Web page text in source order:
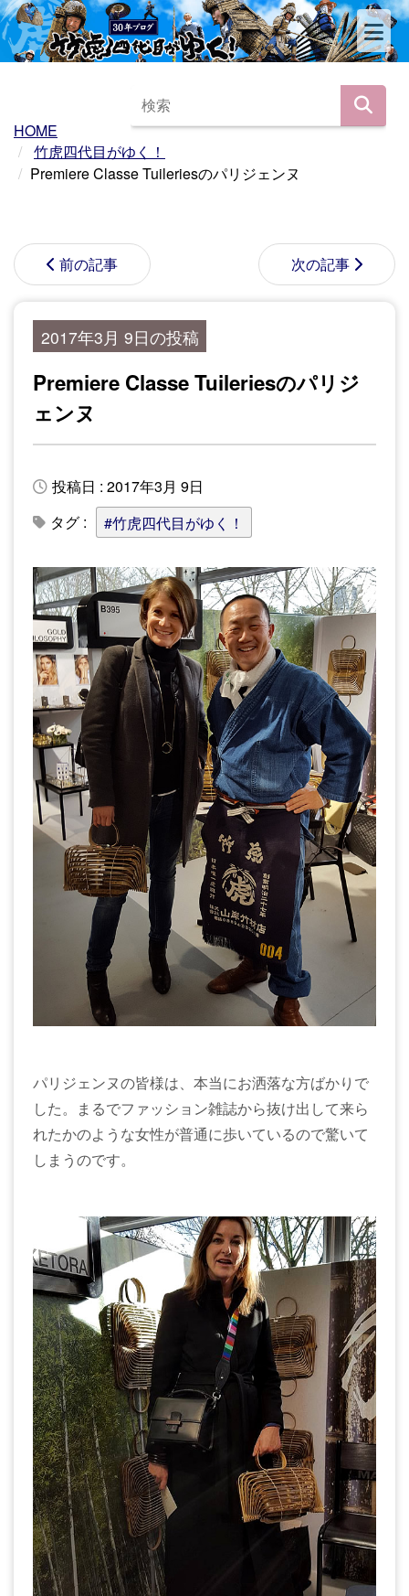
HOME
竹虎四代目がゆく！
Premiere Classe Tuileriesのパリジェンヌ
前の記事 次の記事
2017年3月 9日の投稿
Premiere Classe Tuileriesのパリジ
ェンヌ
投稿日 : 2017年3月 9日
タグ :
#竹虎四代目がゆく！
パリジェンヌの皆様は、本当にお洒落な方ばかりで
した。まるでファッション雑誌から抜け出して来ら
れたかのような女性が普通に歩いているので驚いて
しまうのです。